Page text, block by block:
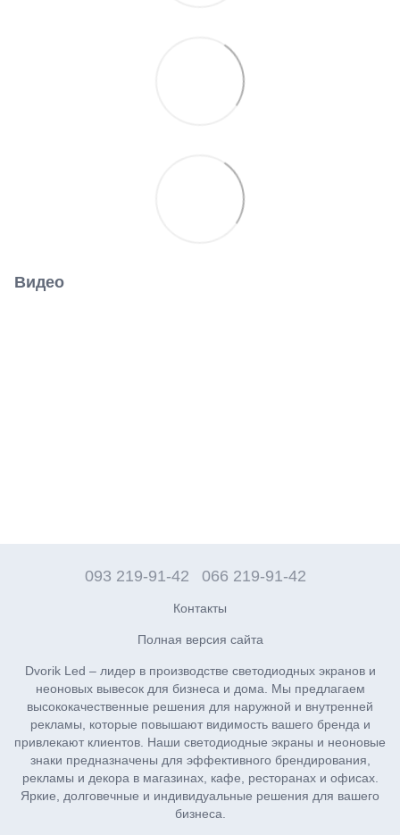
Видео
093 219-91-42 066 219-91-42
Контакты
Полная версия сайта
Dvorik Led – лидер в производстве светодиодных экранов и
неоновых вывесок для бизнеса и дома. Мы предлагаем
высококачественные решения для наружной и внутренней
рекламы, которые повышают видимость вашего бренда и
привлекают клиентов. Наши светодиодные экраны и неоновые
знаки предназначены для эффективного брендирования,
рекламы и декора в магазинах, кафе, ресторанах и офисах.
Яркие, долговечные и индивидуальные решения для вашего
бизнеса.